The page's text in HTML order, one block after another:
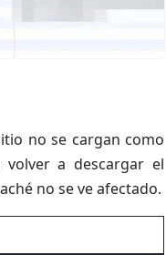
no se cargan como
a descargar el
no se ve afectado.